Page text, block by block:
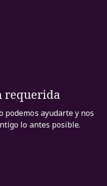
requerida
podemos ayudarte y nos
lo antes posible.